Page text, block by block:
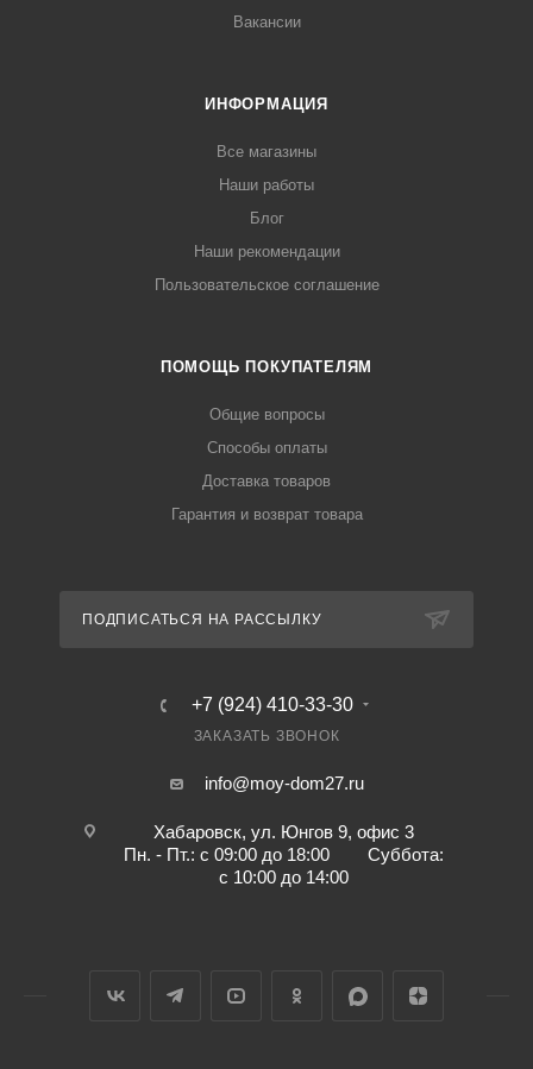
Вакансии
ИНФОРМАЦИЯ
Все магазины
Наши работы
Блог
Наши рекомендации
Пользовательское соглашение
ПОМОЩЬ ПОКУПАТЕЛЯМ
Общие вопросы
Способы оплаты
Доставка товаров
Гарантия и возврат товара
ПОДПИСАТЬСЯ НА РАССЫЛКУ
+7 (924) 410-33-30
ЗАКАЗАТЬ ЗВОНОК
info@moy-dom27.ru
Хабаровск, ул. Юнгов 9, офис 3
Пн. - Пт.: с 09:00 до 18:00 Суббота:
с 10:00 до 14:00